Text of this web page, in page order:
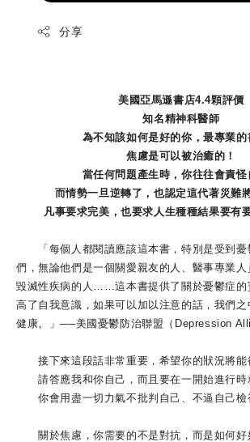
分享
美國亞馬遜書店4.4顆評價
知名精神科醫師
為不知該如何是好的你，最專業的
焦慮是可以被治癒的！
當任何問題產生時，你往往會責怪
而情勢一旦逆轉了，也認定這代著災難
凡事要求完美，也要求人生種種結果要有
「每個人都閱讀應該這本書，特別是受到憂
們，無論他們是一個關愛親友的人、醫事專業
毀滅性疾病的人……這本書提供了關於憂鬱症的
高了自我意識，如果可以加以注意的話，我們
健康。」──美國憂鬱防治聯盟（Depression
接下來這段話非常重要，希望你的狀況將能
請答應我和你自己，而且要在一開始進行時
你會用盡一切力氣不批判自己、不逼自己檢
關於焦慮，你需要的不是對抗，而是如何好